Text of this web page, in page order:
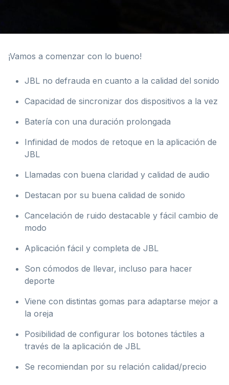
¡Vamos a comenzar con lo bueno!
JBL no defrauda en cuanto a la calidad del sonido
Capacidad de sincronizar dos dispositivos a la vez
Batería con una duración prolongada
Infinidad de modos de retoque en la aplicación de
JBL
Llamadas con buena claridad y calidad de audio
Destacan por su buena calidad de sonido
Cancelación de ruido destacable y fácil cambio de
modo
Aplicación fácil y completa de JBL
Son cómodos de llevar, incluso para hacer
deporte
Viene con distintas gomas para adaptarse mejor a
la oreja
Posibilidad de configurar los botones táctiles a
través de la aplicación de JBL
Se recomiendan por su relación calidad/precio